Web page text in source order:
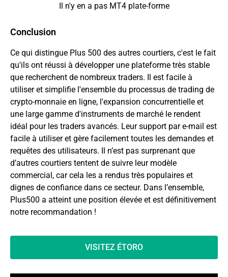
Il n'y en a pas MT4plate-forme
Conclusion
Ce qui distingue Plus 500 des autres courtiers, c'est le fait
qu'ils ont réussi à développer une plateforme très stable
que recherchent de nombreux traders. Il est facile à
utiliser et simplifie l'ensemble du processus de trading de
crypto-monnaie en ligne, l'expansion concurrentielle et
une large gamme d'instruments de marché le rendent
idéal pour les traders avancés. Leur support par e-mail est
facile à utiliser et gère facilement toutes les demandes et
requêtes des utilisateurs. Il n’est pas surprenant que
d’autres courtiers tentent de suivre leur modèle
commercial, car cela les a rendus très populaires et
dignes de confiance dans ce secteur. Dans l’ensemble,
Plus500 a atteint une position élevée et est définitivement
notre recommandation !
VISITEZ ÉTORO